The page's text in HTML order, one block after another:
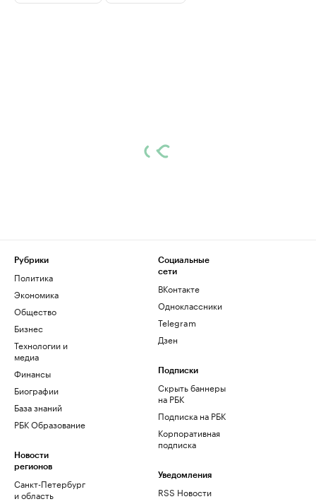
Рубрики
Политика
Экономика
Общество
Бизнес
Технологии и
медиа
Финансы
Биографии
База знаний
РБК Образование
Новости
регионов
Санкт-Петербург
и область
Социальные
сети
ВКонтакте
Одноклассники
Telegram
Дзен
Подписки
Скрыть баннеры
на РБК
Подписка на РБК
Корпоративная
подписка
Уведомления
RSS Новости